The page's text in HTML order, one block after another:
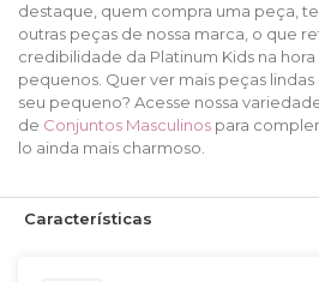
destaque, quem compra uma peça,
outras peças de nossa marca, o que
credibilidade da Platinum Kids na
pequenos. Quer ver mais peças
seu pequeno? Acesse nossa
de Conjuntos Masculinos para
lo ainda mais charmoso.
Características